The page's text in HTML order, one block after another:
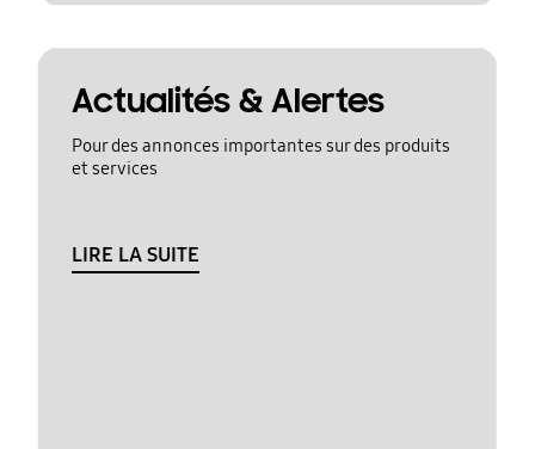
Actualités & Alertes
Pour des annonces importantes sur des produits
et services
LIRE LA SUITE